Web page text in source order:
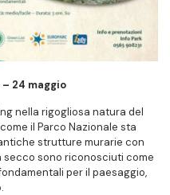
24 maggio
nella rigogliosa natura del
il Parco Nazionale sta
strutture murarie con
secco sono riconosciuti come
per il paesaggio,